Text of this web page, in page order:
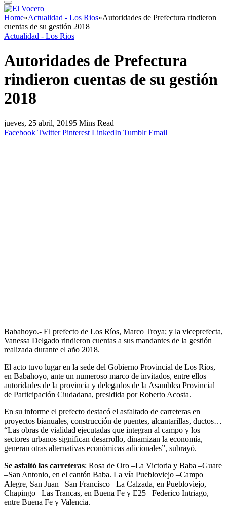
Home»Actualidad - Los Rios»Autoridades de Prefectura rindieron
cuentas de su gestión 2018
Actualidad - Los Rios
Autoridades de Prefectura
rindieron cuentas de su gestión
2018
jueves, 25 abril, 20195 Mins Read
Facebook Twitter Pinterest LinkedIn Tumblr Email
Babahoyo.- El prefecto de Los Ríos, Marco Troya; y la viceprefecta,
Vanessa Delgado rindieron cuentas a sus mandantes de la gestión
realizada durante el año 2018.
El acto tuvo lugar en la sede del Gobierno Provincial de Los Ríos,
en Babahoyo, ante un numeroso marco de invitados, entre ellos
autoridades de la provincia y delegados de la Asamblea Provincial
de Participación Ciudadana, presidida por Roberto Acosta.
En su informe el prefecto destacó el asfaltado de carreteras en
proyectos bianuales, construcción de puentes, alcantarillas, ductos…
“Las obras de vialidad ejecutadas que integran al campo y los
sectores urbanos significan desarrollo, dinamizan la economía,
generan otras alternativas económicas adicionales”, subrayó.
Se asfaltó las carreteras: Rosa de Oro –La Victoria y Baba –Guare
–San Antonio, en el cantón Baba. La vía Puebloviejo –Campo
Alegre, San Juan –San Francisco –La Calzada, en Puebloviejo,
Chapingo –Las Trancas, en Buena Fe y E25 –Federico Intriago,
entre Buena Fe y Valencia.